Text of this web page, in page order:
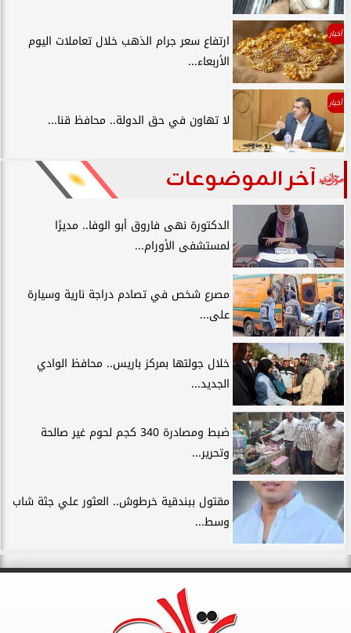
أخبار
ارتفاع سعر جرام الذهب خلال تعاملات اليوم
الأربعاء...
أخبار
لا تهاون في حق الدولة.. محافظ قنا...
آخر الموضوعات
الدكتورة نهى فاروق أبو الوفا.. مديرًا
لمستشفى الأورام...
مصرع شخص في تصادم دراجة نارية وسيارة
على...
خلال جولتها بمركز باريس.. محافظ الوادي
الجديد...
ضبط ومصادرة 340 كجم لحوم غير صالحة
وتحرير...
مقتول ببندقية خرطوش.. العثور علي جثة شاب
وسط...